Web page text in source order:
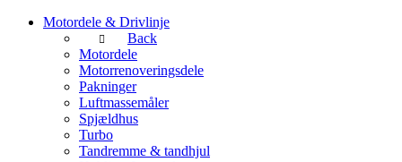
Motordele & Drivlinje
Back
Motordele
Motorrenoveringsdele
Pakninger
Luftmassemåler
Spjældhus
Turbo
Tandremme & tandhjul